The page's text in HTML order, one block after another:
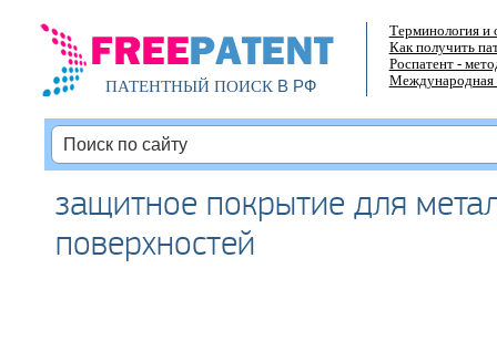
ПАТЕНТНЫЙ ПОИСКВ РФ
Терминология и
Как получить
Роспатент -
Международная
защитное покрытие для
поверхностей